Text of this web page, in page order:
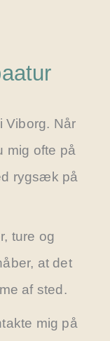
Viborg. Når
mig ofte på
rygsæk på
ture og
at det
af sted.
mig på